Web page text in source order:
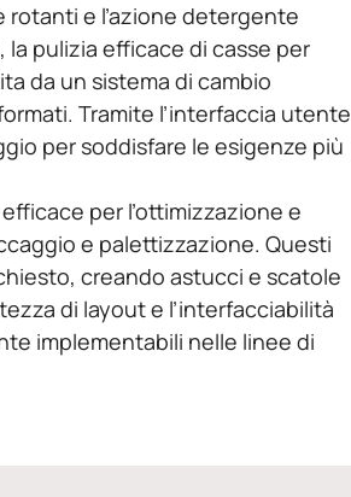
rotanti e l’azione detergente
la pulizia efficace di casse per
da un sistema di cambio
Tramite l’interfaccia utente
per soddisfare le esigenze più
per l’ottimizzazione e
e palettizzazione. Questi
creando astucci e scatole
di layout e l’interfacciabilità
implementabili nelle linee di